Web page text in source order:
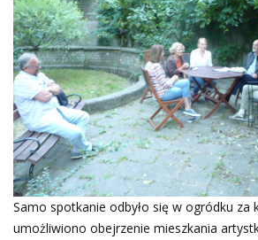
Samo spotkanie odbyło się w ogródku za
umożliwiono obejrzenie mieszkania